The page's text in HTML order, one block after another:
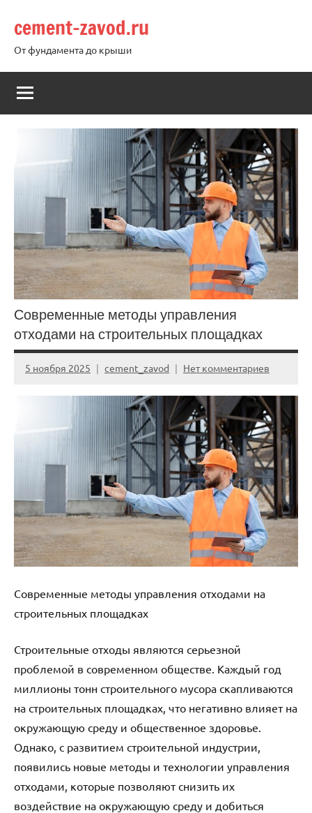
содержимому
cement-zavod.ru
От фундамента до крыши
Современные методы управления
отходами на строительных площадках
5 ноября 2025 cement_zavod Нет комментариев
Современные методы управления отходами на
строительных площадках
Строительные отходы являются серьезной
проблемой в современном обществе. Каждый год
миллионы тонн строительного мусора скапливаются
на строительных площадках, что негативно влияет на
окружающую среду и общественное здоровье.
Однако, с развитием строительной индустрии,
появились новые методы и технологии управления
отходами, которые позволяют снизить их
воздействие на окружающую среду и добиться